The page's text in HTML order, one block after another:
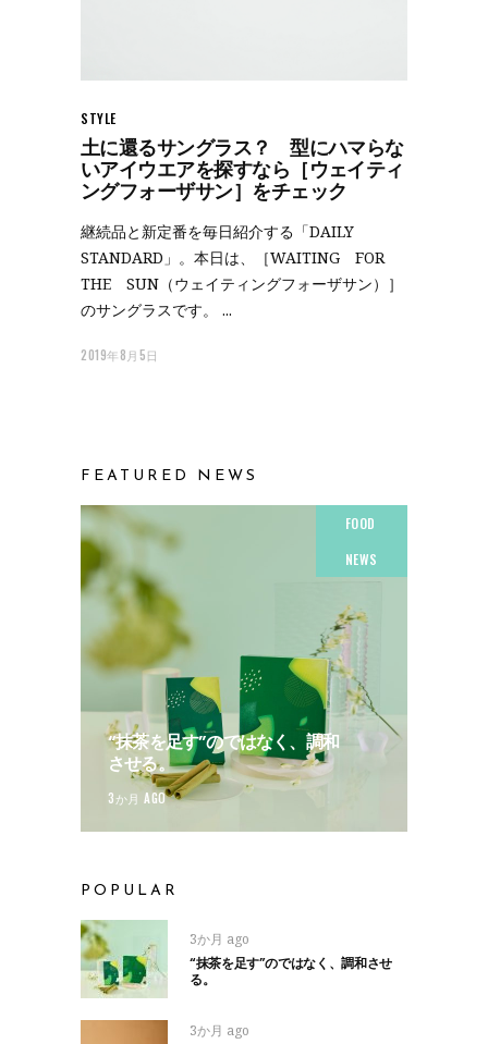
STYLE
土に還るサングラス？ 型にハマらな
いアイウエアを探すなら［ウェイティ
ングフォーザサン］をチェック
継続品と新定番を毎日紹介する「DAILY
STANDARD」。本日は、［WAITING FOR
THE SUN（ウェイティングフォーザサン）］
のサングラスです。
2019年8月5日
FEATURED NEWS
FOOD
NEWS
“抹茶を足す”のではなく、調和
させる。
3か月 AGO
POPULAR
3か月 ago
“抹茶を足す”のではなく、調和させ
る。
3か月 ago